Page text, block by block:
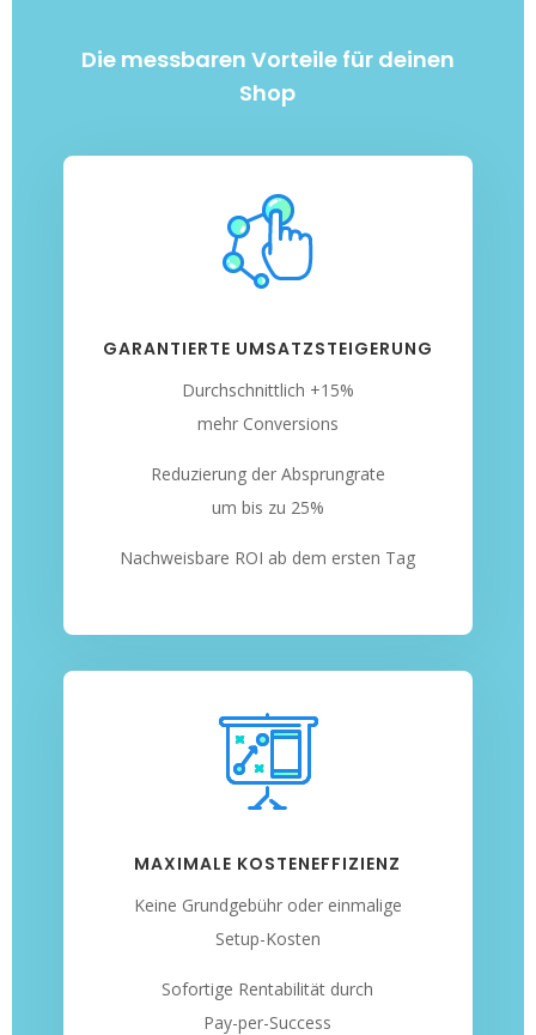
Die messbaren Vorteile für deinen
Shop
GARANTIERTE UMSATZSTEIGERUNG
Durchschnittlich +15%
mehr Conversions
Reduzierung der Absprungrate
um bis zu 25%
Nachweisbare ROI ab dem ersten Tag
MAXIMALE KOSTENEFFIZIENZ
Keine Grundgebühr oder einmalige
Setup-Kosten
Sofortige Rentabilität durch
Pay-per-Success